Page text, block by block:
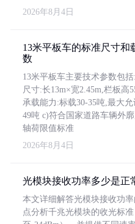
2026年8月4日
13米平板车的标准尺寸和
数
13米平板车主要技术参数包
尺寸:长13m×宽2.45m,栏板高
承载能力:标载30-35吨,最大
49吨 c)符合国家道路车辆外廓
轴荷限值标准
2026年8月4日
光模块接收功率多少是正
本文详细解答光模块接收功
点分析千兆光模块的收光标